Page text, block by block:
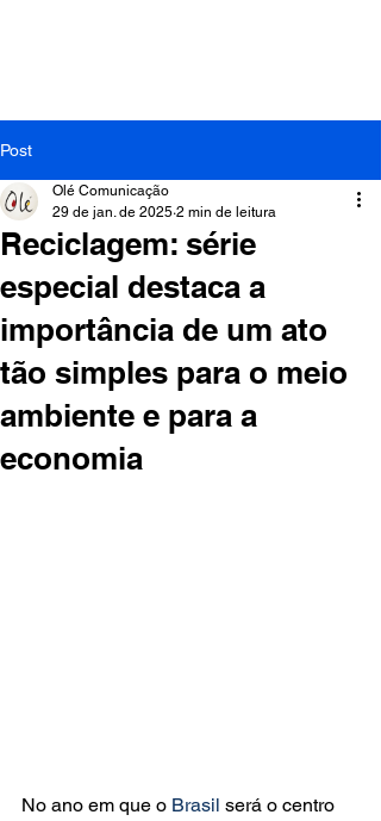
Post
Reciclagem: série
especial destaca a
importância de um ato
tão simples para o meio
ambiente e para a
economia
Olé Comunicação
29 de jan. de 2025 2 min de leitura
No ano em que o Brasil será o centro